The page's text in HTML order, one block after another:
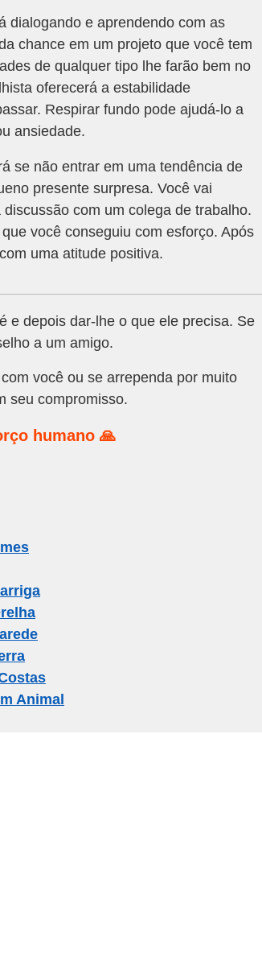
dialogando e aprendendo com as
chance em um projeto que você tem
de qualquer tipo lhe farão bem no
oferecerá a estabilidade
Respirar fundo pode ajudá-lo a
ansiedade.
se não entrar em uma tendência de
presente surpresa. Você vai
com um colega de trabalho.
você conseguiu com esforço. Após
uma atitude positiva.
e depois dar-lhe o que ele precisa. Se
a um amigo.
você ou se arrependa por muito
seu compromisso.
humano 🙏
Animal